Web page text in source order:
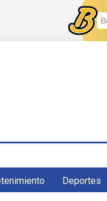
Deportes